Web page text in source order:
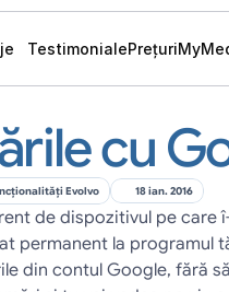
TestimonialePrețuri
cu
Evolvo 18 ian. 2016
de dispozitivul pe care
permanent la programul
din contul Google, fără